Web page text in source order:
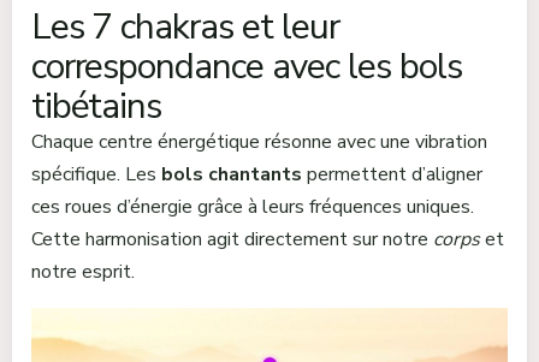
Les 7 chakras et leur
correspondance avec les bols
tibétains
Chaque centre énergétique résonne avec une vibration
spécifique. Les bols chantants permettent d’aligner
ces roues d’énergie grâce à leurs fréquences uniques.
Cette harmonisation agit directement sur notre corpset
notre esprit.